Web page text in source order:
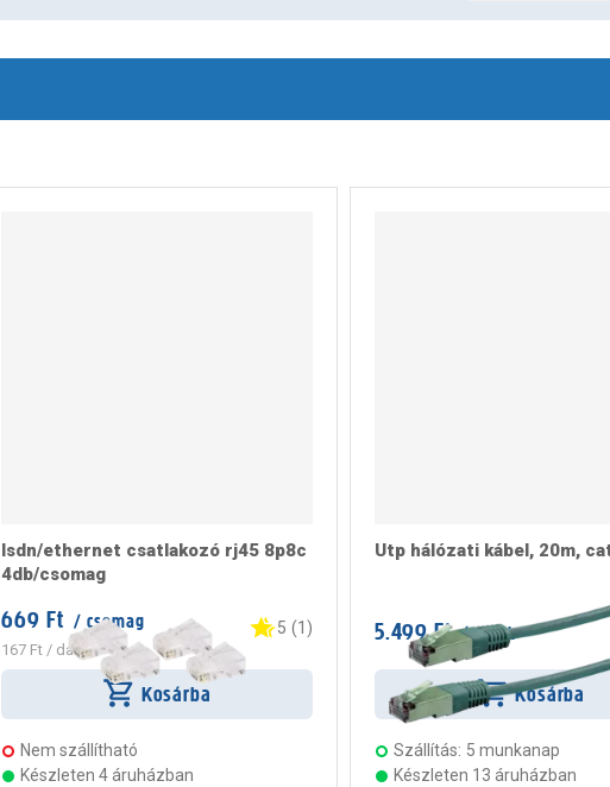
Isdn/ethernet csatlakozó rj45 8p8c
4db/csomag
669 Ft / csomag
167 Ft/ darab
5 (1 )
Kosárba
Nem szállítható
Készleten 4 áruházban
Utp hálózati kábel, 20m,
5.499 Ft / darab
Kosárba
Szállítás: 5 munkanap
Készleten 13 áruházban